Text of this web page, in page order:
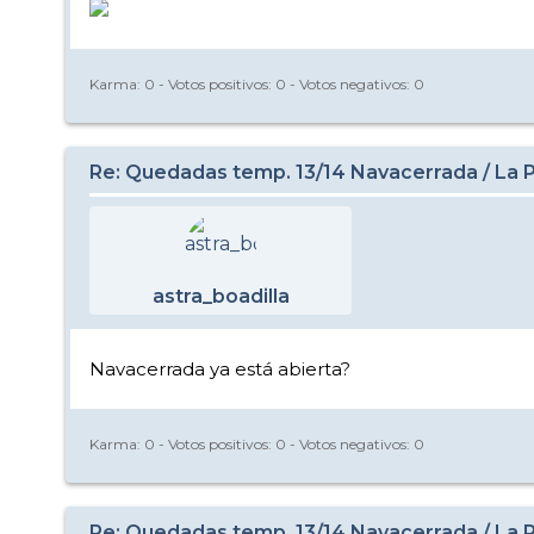
Karma: 0 - Votos positivos: 0 - Votos negativos: 0
Re: Quedadas temp. 13/14 Navacerrada / La
astra_boadilla
Navacerrada ya está abierta?
Karma: 0 - Votos positivos: 0 - Votos negativos: 0